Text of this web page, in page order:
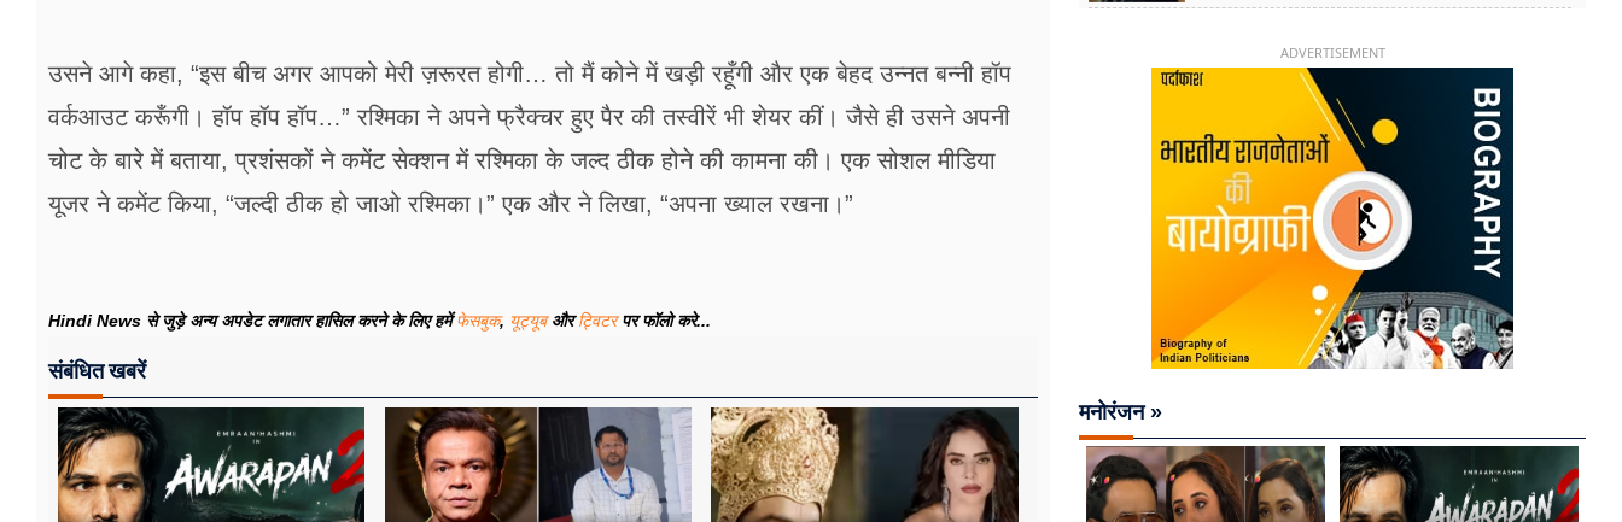
उसने आगे कहा, “इस बीच अगर आपको मेरी ज़रूरत होगी… तो मैं कोने में खड़ी रहूँगी और एक बेहद उन्नत बन्नी हॉप
वर्कआउट करूँगी। हॉप हॉप हॉप…” रश्मिका ने अपने फ्रैक्चर हुए पैर की तस्वीरें भी शेयर कीं। जैसे ही उसने अपनी
चोट के बारे में बताया, प्रशंसकों ने कमेंट सेक्शन में रश्मिका के जल्द ठीक होने की कामना की। एक सोशल मीडिया
यूजर ने कमेंट किया, “जल्दी ठीक हो जाओ रश्मिका।” एक और ने लिखा, “अपना ख्याल रखना।”
Hindi News से जुड़े अन्य अपडेट लगातार हासिल करने के लिए हमेंफेसबुक, यूट्यूबऔरट्विटरपर फॉलो करे...
संबंधित खबरें
ADVERTISEMENT
मनोरंजन »